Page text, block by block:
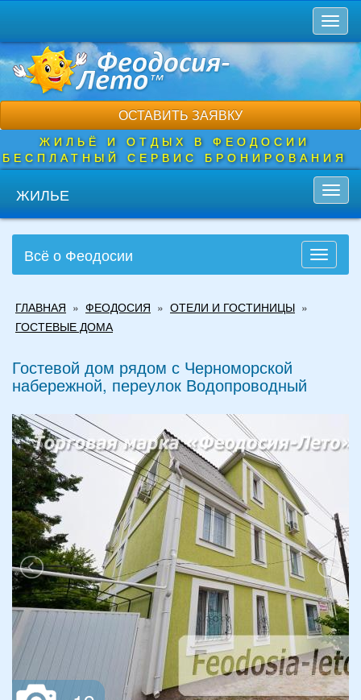
основному
содержанию
ОСТАВИТЬ ЗАЯВКУ
ЖИЛЬЁ И ОТДЫХ В ФЕОДОСИИ
БЕСПЛАТНЫЙ СЕРВИС БРОНИРОВАНИЯ
ЖИЛЬЕ
Toggle
Всё о Феодосии
здесь
ГЛАВНАЯ » ФЕОДОСИЯ » ОТЕЛИ И ГОСТИНИЦЫ »
ГОСТЕВЫЕ ДОМА
Гостевой дом рядом с Черноморской
набережной, переулок Водопроводный